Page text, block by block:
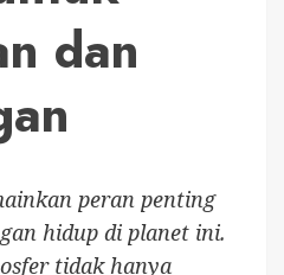
dan
peran penting
hidup di planet ini.
tidak hanya